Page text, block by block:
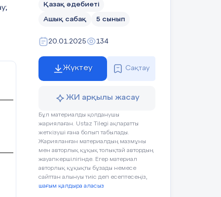
ашатын өлең
бейнесіне қатысты сын
автор
отырып, эссе жазыңыз (80-
Жеке жұмыс
Қазақ әдебиеті
Ашық сабақ 5 сынып
20.01.2025 134
Жүктеу Сақтау
ЖИ арқылы жасау
Бұл материалды қолданушы
жариялаған. Ustaz Tilegi ақпаратты
жеткізуші ғана болып табылады.
Жарияланған материалдың мазмұны
мен авторлық құқық толықтай автордың
жауапкершілігінде. Егер материал
авторлық құқықты бұзады немесе
сайттан алынуы тиіс деп есептесеңіз,
шағым қалдыра аласыз